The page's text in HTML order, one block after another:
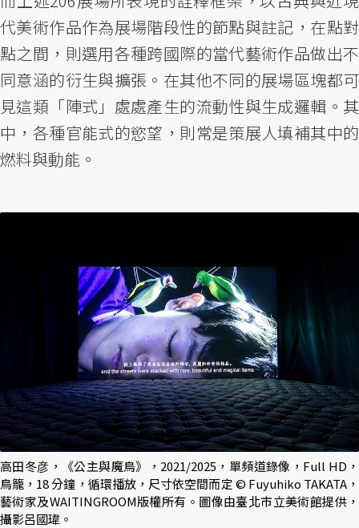
代美術作品作為展場階段性的節點與註記，在點對
點之間，則選用各種跨國際的當代藝術作品做出不
同意涵的衍生與擴張。在其他不同的展場區塊都可
見這類「陣式」處處產生的流動性與生成邏輯。其
中，各種官能式的慾望，則常是策展人填補其中的
燃料與動能。
高田冬彦，《公主與魔鳥》，2021/2025，單頻道錄像，Full HD，
鳥籠，18 分鐘，循環播放，尺寸依空間而定 © Fuyuhiko TAKATA，
藝術家及WAITINGROOM版權所有。圖像由臺北市立美術館提供，
攝影呂國瑋。